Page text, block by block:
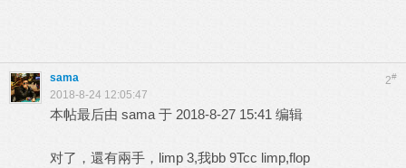
2#
sama
2018-8-24 12:05:47
本帖最后由 sama 于 2018-8-27 15:41 编辑
对了，還有兩手，limp 3,我bb 9Tcc limp,flop